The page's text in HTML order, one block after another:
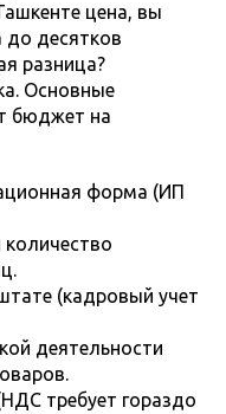
цена, вы
до десятков
разница?
Основные
бюджет на
форма (ИП
(кадровый учет
деятельности
требует гораздо